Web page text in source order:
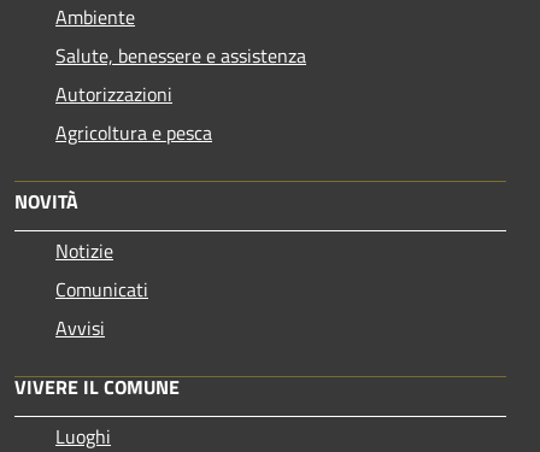
Ambiente
Salute, benessere e assistenza
Autorizzazioni
Agricoltura e pesca
NOVITÀ
Notizie
Comunicati
Avvisi
VIVERE IL COMUNE
Luoghi